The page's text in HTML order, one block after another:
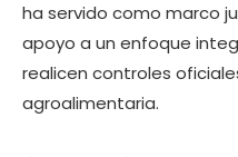
ha servido como marco
apoyo a un enfoque
realicen controles
agroalimentaria.